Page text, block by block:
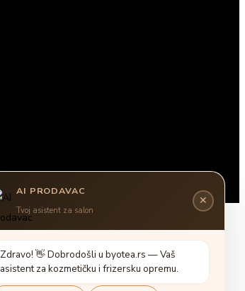
AI PRODAVAC
Tvoj asistent za salon
✕
Zdravo! Dobrodošli u byotea.rs —Vaš
asistent za kozmetičku i frizersku opremu.